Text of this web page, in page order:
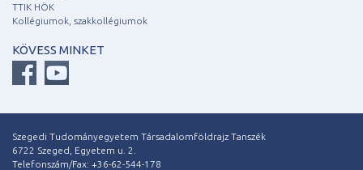
TTIK HÖK
Kollégiumok, szakkollégiumok
KÖVESS MINKET
Szegedi Tudományegyetem Társadalomföldrajz Tanszék
6722 Szeged, Egyetem u. 2.
Telefonszám/Fax: +36-62-544-178